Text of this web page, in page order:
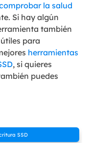
la salud
Si hay algún
también
para
herramientas
, si quieres
puedes
SSD